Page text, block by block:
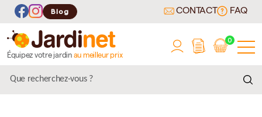
Blog CONTACT FAQ
Équipez votre jardin au meilleur prix
0